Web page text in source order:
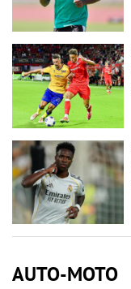
AUTO-MOTO